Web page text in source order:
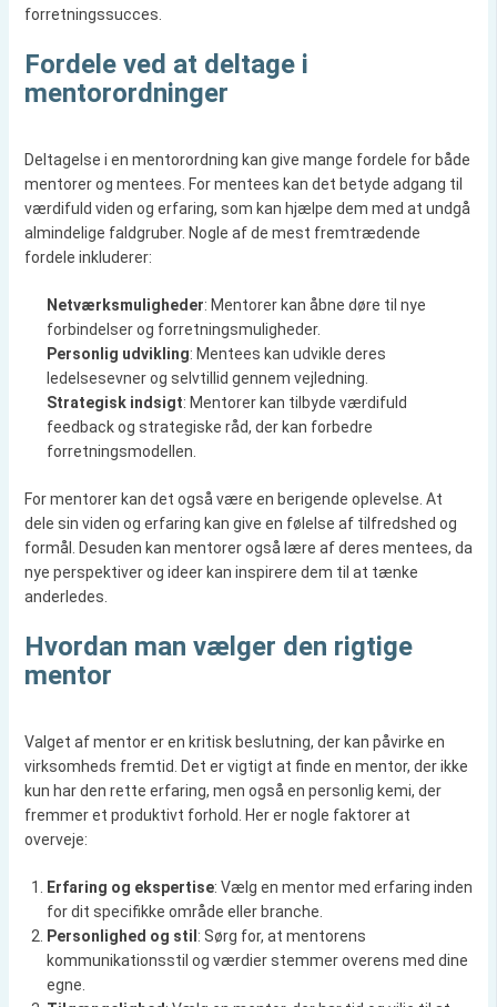
forretningssucces.
Fordele ved at deltage i
mentorordninger
Deltagelse i en mentorordning kan give mange fordele for både
mentorer og mentees. For mentees kan det betyde adgang til
værdifuld viden og erfaring, som kan hjælpe dem med at undgå
almindelige faldgruber. Nogle af de mest fremtrædende
fordele inkluderer:
Netværksmuligheder: Mentorer kan åbne døre til nye
forbindelser og forretningsmuligheder.
Personlig udvikling: Mentees kan udvikle deres
ledelsesevner og selvtillid gennem vejledning.
Strategisk indsigt: Mentorer kan tilbyde værdifuld
feedback og strategiske råd, der kan forbedre
forretningsmodellen.
For mentorer kan det også være en berigende oplevelse. At
dele sin viden og erfaring kan give en følelse af tilfredshed og
formål. Desuden kan mentorer også lære af deres mentees, da
nye perspektiver og ideer kan inspirere dem til at tænke
anderledes.
Hvordan man vælger den rigtige
mentor
Valget af mentor er en kritisk beslutning, der kan påvirke en
virksomheds fremtid. Det er vigtigt at finde en mentor, der ikke
kun har den rette erfaring, men også en personlig kemi, der
fremmer et produktivt forhold. Her er nogle faktorer at
overveje:
Erfaring og ekspertise: Vælg en mentor med erfaring inden
for dit specifikke område eller branche.
Personlighed og stil : Sørg for, at mentorens
kommunikationsstil og værdier stemmer overens med dine
egne.